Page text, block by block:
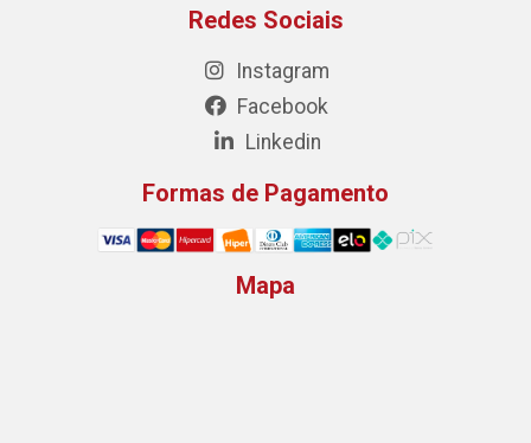
Redes Sociais
Instagram
Facebook
Linkedin
Formas de Pagamento
Mapa